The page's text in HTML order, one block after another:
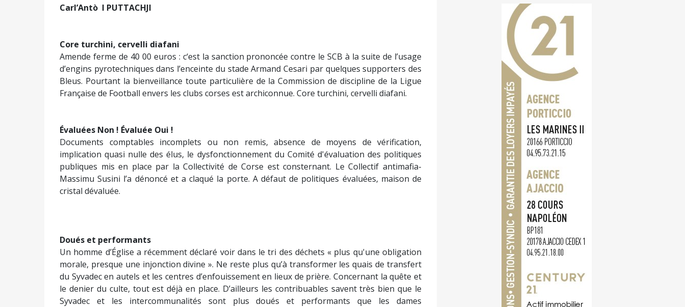
Carl’Antò I PUTTACHJI
Core turchini, cervelli diafani
Amende ferme de 40 00 euros : c‘est la sanction prononcée contre le SCB à la suite de l’usage
d’engins pyrotechniques dans l’enceinte du stade Armand Cesari par quelques supporters des
Bleus. Pourtant la bienveillance toute particulière de la Commission de discipline de la Ligue
Française de Football envers les clubs corses est archiconnue. Core turchini, cervelli diafani.
Évaluées Non ! Évaluée Oui !
Documents comptables incomplets ou non remis, absence de moyens de vérification,
implication quasi nulle des élus, le dysfonctionnement du Comité d'évaluation des politiques
publiques mis en place par la Collectivité de Corse est consternant. Le Collectif antimafia-
Massimu Susini l’a dénoncé et a claqué la porte. A défaut de politiques évaluées, maison de
cristal dévaluée.
Doués et performants
Un homme d’Église a récemment déclaré voir dans le tri des déchets « plus qu'une obligation
morale, presque une injonction divine ». Ne reste plus qu’à transformer les quais de transfert
du Syvadec en autels et les centres d’enfouissement en lieux de prière. Concernant la quête et
le denier du culte, tout est déjà en place. D’ailleurs les contribuables savent très bien que le
Syvadec et les intercommunalités sont plus doués et performants que les dames